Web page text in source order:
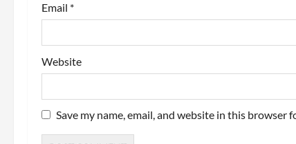
Email *
Website
Save my name, email, and website in this browser